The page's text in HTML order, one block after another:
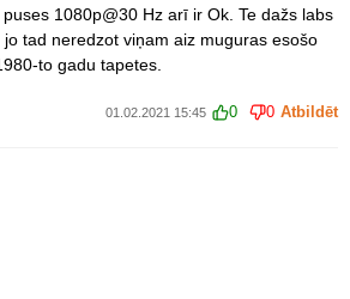
1080p@30 Hz arī ir Ok. Te dažs labs
tad neredzot viņam aiz muguras esošo
to gadu tapetes.
01.02.2021 15:45 0 0 Atbildēt